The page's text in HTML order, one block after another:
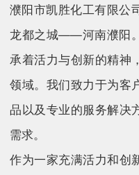
濮阳市凯胜化工有限公
龙都之城——河南濮阳
承着活力与创新的精神
领域。我们致力于为客
品以及专业的服务解决
需求。
作为一家充满活力和创